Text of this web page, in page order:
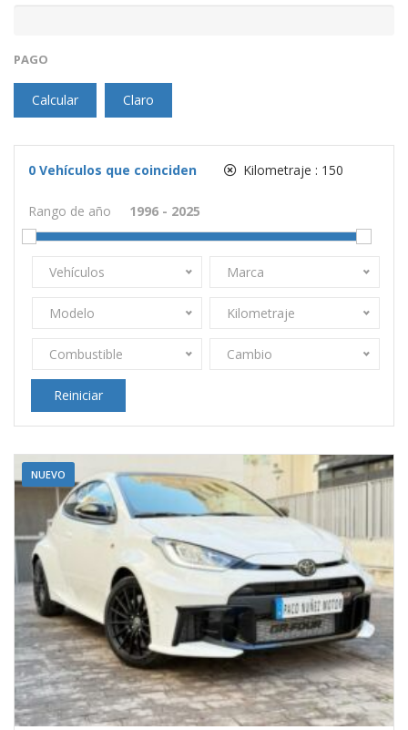
PAGO
Calcular Claro
0 Vehículos que coinciden Kilometraje : 150
Rango de año
Vehículos Marca
Modelo Kilometraje
Combustible Cambio
Reiniciar
NUEVO